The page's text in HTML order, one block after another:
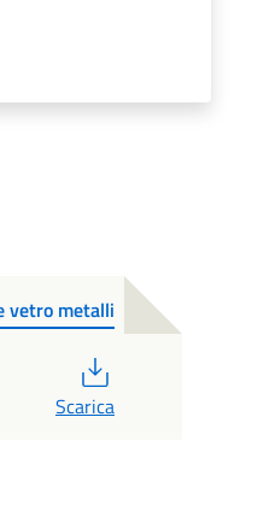
vetro metalli
Scarica